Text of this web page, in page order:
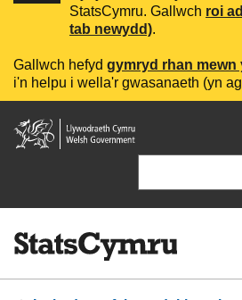
StatsCymru. Gallwch roi
tab newydd).
Gallwch hefyd gymryd rhan
i'n helpu i wella'r gwasanaeth (yn
Llywodraeth
Cymru